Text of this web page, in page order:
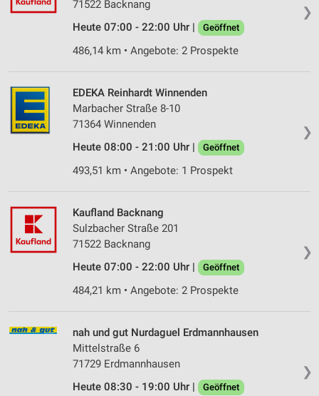
❯
71522 Backnang
Heute 07:00 - 22:00 Uhr |
Geöffnet
486,14 km • Angebote: 2 Prospekte
❯
EDEKA Reinhardt Winnenden
Marbacher Straße 8-10
71364 Winnenden
Heute 08:00 - 21:00 Uhr |
Geöffnet
493,51 km • Angebote: 1 Prospekt
❯
Kaufland Backnang
Sulzbacher Straße 201
71522 Backnang
Heute 07:00 - 22:00 Uhr |
Geöffnet
484,21 km • Angebote: 2 Prospekte
❯
nah und gut Nurdaguel Erdmannhausen
Mittelstraße 6
71729 Erdmannhausen
Heute 08:30 - 19:00 Uhr |
Geöffnet